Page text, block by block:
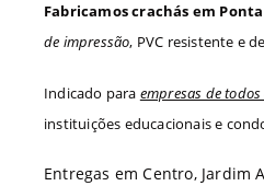
Fabricamos crachás em
de impressão, PVC resistente e
Indicado para empresas de
instituições educacionais e
Entregas em Centro, Jardim